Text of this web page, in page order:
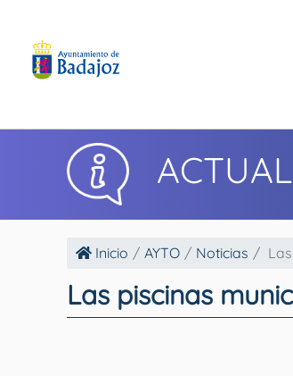
Inicio AYTO Noticias
Las piscinas